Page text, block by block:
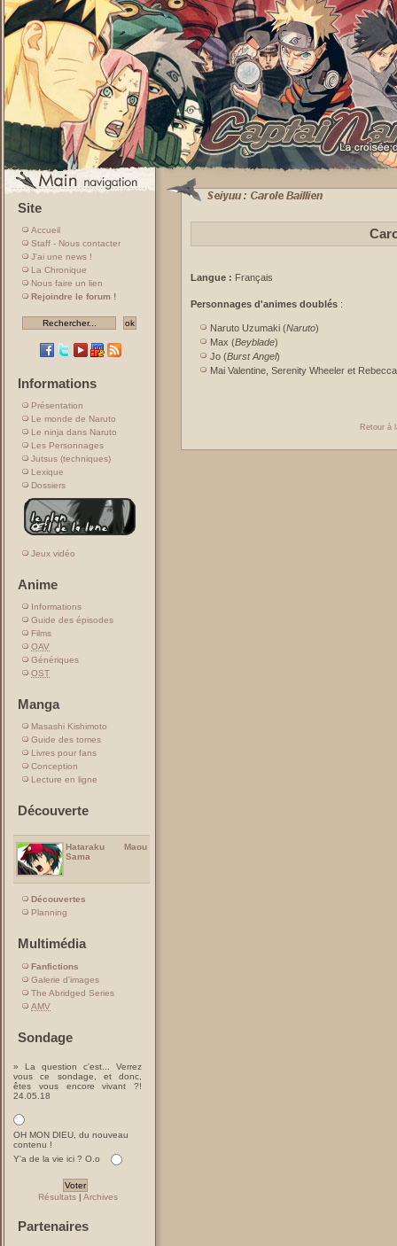
Site
Accueil
Staff - Nous contacter
J'ai une news !
La Chronique
Nous faire un lien
Rejoindre le forum !
Informations
Présentation
Le monde de Naruto
Le ninja dans Naruto
Les Personnages
Jutsus (techniques)
Lexique
Dossiers
Jeux vidéo
Anime
Informations
Guide des épisodes
Films
OAV
Génériques
OST
Manga
Masashi Kishimoto
Guide des tomes
Livres pour fans
Conception
Lecture en ligne
Découverte
Hataraku Maou
Sama
Découvertes
Planning
Multimédia
Fanfictions
Galerie d'images
The Abridged Series
AMV
Sondage
» La question c'est... Verrez
vous ce sondage, et donc,
êtes vous encore vivant ?!
24.05.18
OH MON DIEU, du nouveau
contenu !
Y'a de la vie ici ? O.o
Résultats| Archives
Partenaires
Langue : Français
Personnages d'animes doublés :
Naruto Uzumaki (Naruto)
Max (Beyblade)
Jo (Burst Angel)
Mai Valentine, Serenity Wheeler et
Retour à